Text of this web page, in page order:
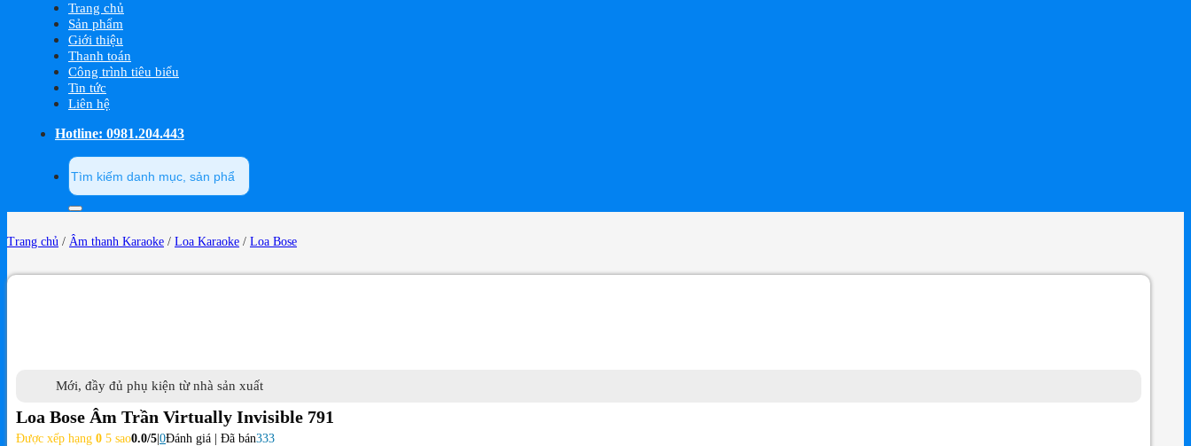
Trang chủ
Sản phẩm
Giới thiệu
Thanh toán
Công trình tiêu biểu
Tin tức
Liên hệ
Hotline: 0981.204.443
Tìm
kiếm:
Trang chủ / Âm thanh Karaoke / Loa Karaoke / Loa Bose
Mới, đầy đủ phụ kiện từ nhà sản xuất
Loa Bose Âm Trần Virtually Invisible 791
Được xếp hạng 0 5 sao0.0/5 0Đánh giá | Đã bán333